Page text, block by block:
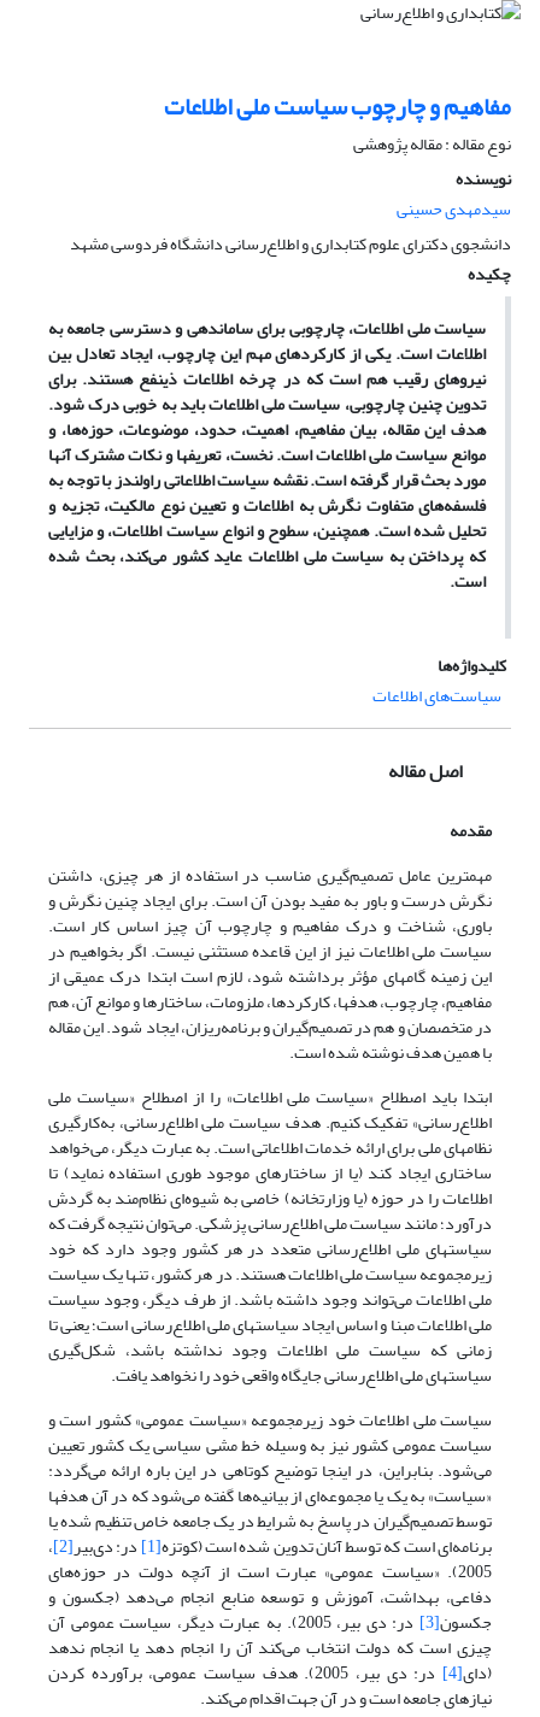
مفاهیم و چارچوب سیاست ملی اطلاعات
نوع مقاله : مقاله پژوهشی
نویسنده
سیدمهدی حسینی
دانشجوی دکترای علوم کتابداری و اطلاع‌رسانی دانشگاه فردوسی مشهد
چکیده
سیاست ملی اطلاعات، چارچوبی برای ساماندهی و دسترسی جامعه به
اطلاعات است. یکی از کارکردهای مهم این چارچوب، ایجاد تعادل بین
نیروهای رقیب هم است که در چرخه اطلاعات ذینفع هستند. برای
تدوین چنین چارچوبی، سیاست ملی اطلاعات باید به خوبی درک شود.
هدف این مقاله، بیان مفاهیم، اهمیت، حدود، موضوعات، حوزه‌ها، و
موانع سیاست ملی اطلاعات است. نخست، تعریفها و نکات مشترک آنها
مورد بحث قرار گرفته است. نقشه سیاست اطلاعاتی راولندز با توجه به
فلسفه‌های متفاوت نگرش به اطلاعات و تعیین نوع مالکیت، تجزیه و
تحلیل شده است. همچنین، سطوح و انواع سیاست اطلاعات، و مزایایی
که پرداختن به سیاست ملی اطلاعات عاید کشور می‌کند، بحث شده
است.
کلیدواژه‌ها
سیاست‌های اطلاعات
اصل مقاله
مقدمه
مهمترین عامل تصمیم‌گیری مناسب در استفاده از هر چیزی، داشتن
نگرش درست و باور به مفید بودن آن است. برای ایجاد چنین نگرش و
باوری، شناخت و درک مفاهیم و چارچوب آن چیز اساس کار است.
سیاست ملی اطلاعات نیز از این قاعده مستثنی نیست. اگر بخواهیم در
این زمینه گامهای مؤثر برداشته شود، لازم است ابتدا درک عمیقی از
مفاهیم، چارچوب، هدفها، کارکردها، ملزومات، ساختارها و موانع آن، هم
در متخصصان و هم در تصمیم‌گیران و برنامه‌ریزان، ایجاد شود. این مقاله
با همین هدف نوشته شده است.
ابتدا باید اصطلاح «سیاست ملی اطلاعات» را از اصطلاح «سیاست ملی
اطلاع‌رسانی» تفکیک کنیم. هدف سیاست ملی اطلاع‌رسانی، به‌کارگیری
نظامهای ملی برای ارائه خدمات اطلاعاتی است. به عبارت دیگر، می‌خواهد
ساختاری ایجاد کند (یا از ساختارهای موجود طوری استفاده نماید) تا
اطلاعات را در حوزه (یا وزارتخانه) خاصی به شیوه‌ای نظام‌مند به گردش
درآورد؛ مانند سیاست ملی اطلاع‌رسانی پزشکی. می‌توان نتیجه گرفت که
سیاستهای ملی اطلاع‌رسانی متعدد در هر کشور وجود دارد که خود
زیرمجموعه سیاست ملی اطلاعات هستند. در هر کشور، تنها یک سیاست
ملی اطلاعات می‌تواند وجود داشته باشد. از طرف دیگر، وجود سیاست
ملی اطلاعات مبنا و اساس ایجاد سیاستهای ملی اطلاع‌رسانی است؛ یعنی تا
زمانی که سیاست ملی اطلاعات وجود نداشته باشد، شکل‌‌گیری
سیاستهای ملی اطلاع‌رسانی جایگاه واقعی خود را نخواهد یافت.
سیاست ملی اطلاعات خود زیرمجموعه‌ «سیاست عمومی» کشور است و
سیاست عمومی کشور نیز به وسیله خط مشی سیاسی یک کشور تعیین
می‌شود. بنابراین، در اینجا توضیح کوتاهی در این باره ارائه می‌گردد:
«سیاست» به یک یا مجموعه‌ای از بیانیه‌ها گفته می‌شود که در آن هدفها
توسط تصمیم‌گیران در پاسخ به شرایط در یک جامعه خاص تنظیم شده یا
برنامه‌ای است که توسط آنان تدوین شده است (کوتزه[1] در: دی‌بیر[2] ،
2005). «سیاست عمومی» عبارت است از آنچه دولت در حوزه‌های
دفاعی، بهداشت، آموزش و توسعه منابع انجام می‌دهد (جکسون و
جکسون[3] در: دی بیر، 2005). به عبارت دیگر، سیاست عمومی آن
چیزی است که دولت انتخاب می‌کند آن را انجام دهد یا انجام ندهد
(دای[4] در: دی بیر، 2005). هدف سیاست عمومی، برآورده کردن
نیازهای جامعه است و در آن جهت اقدام می‌کند.